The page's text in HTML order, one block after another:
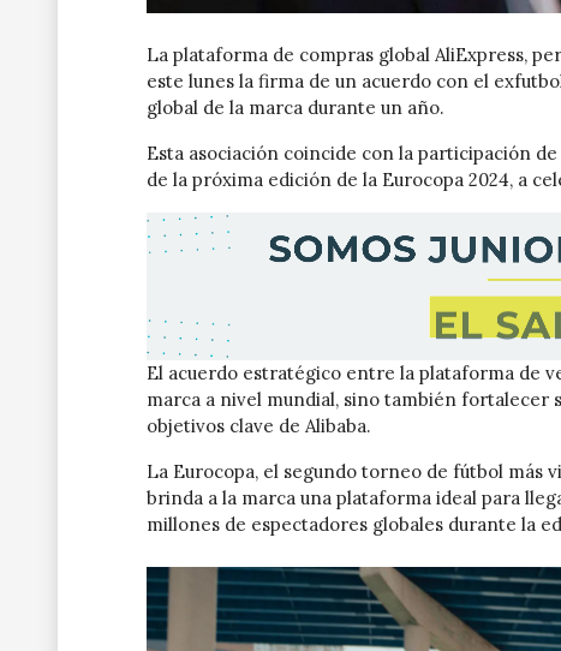
La plataforma de compras global AliExpress,
este lunes la firma de un acuerdo con el
global de la marca durante un año.
Esta asociación coincide con la participación
de la próxima edición de la Eurocopa 2024, a
El acuerdo estratégico entre la plataforma de
marca a nivel mundial, sino también fortalecer
objetivos clave de Alibaba.
La Eurocopa, el segundo torneo de fútbol más
brinda a la marca una plataforma ideal para
millones de espectadores globales durante la